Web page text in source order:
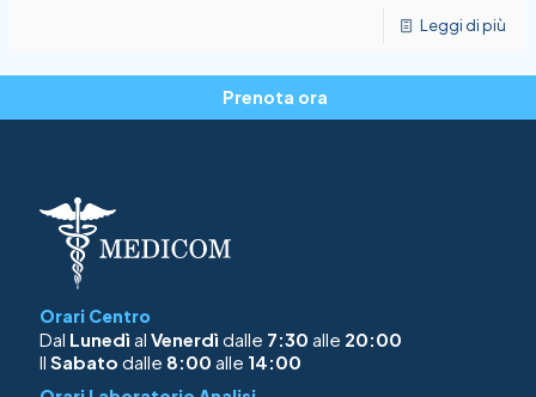
Leggi di più
Prenota ora
Orari Centro
Dal Lunedì al Venerdì dalle 7:30 alle 20:00
Il Sabato dalle 8:00 alle 14:00